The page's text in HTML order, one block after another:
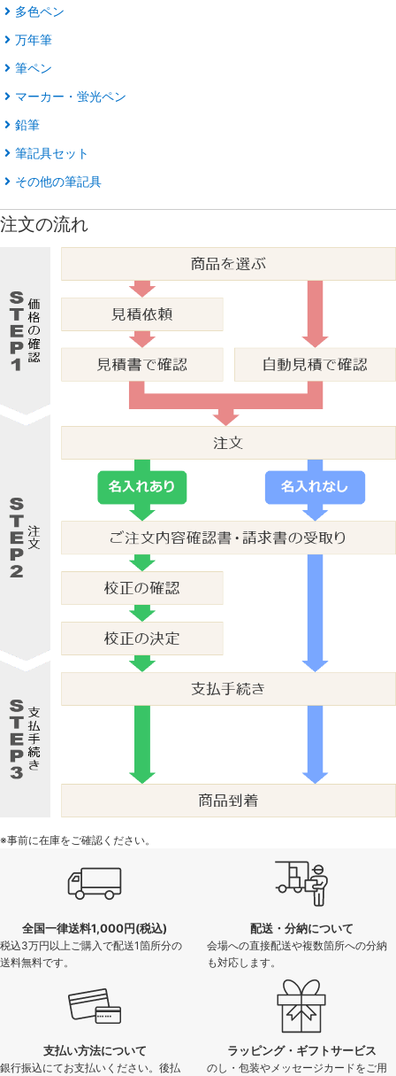
多色ペン
万年筆
筆ペン
マーカー・蛍光ペン
鉛筆
筆記具セット
その他の筆記具
注文の流れ
※事前に在庫をご確認ください。
全国一律送料1,000円(税込)
税込3万円以上ご購入で配送1箇所分の
送料無料です。
配送・分納について
会場への直接配送や複数箇所への分納
も対応します。
支払い方法について
銀行振込にてお支払いください。後払
ラッピング・ギフトサービス
のし・包装やメッセージカードをご用